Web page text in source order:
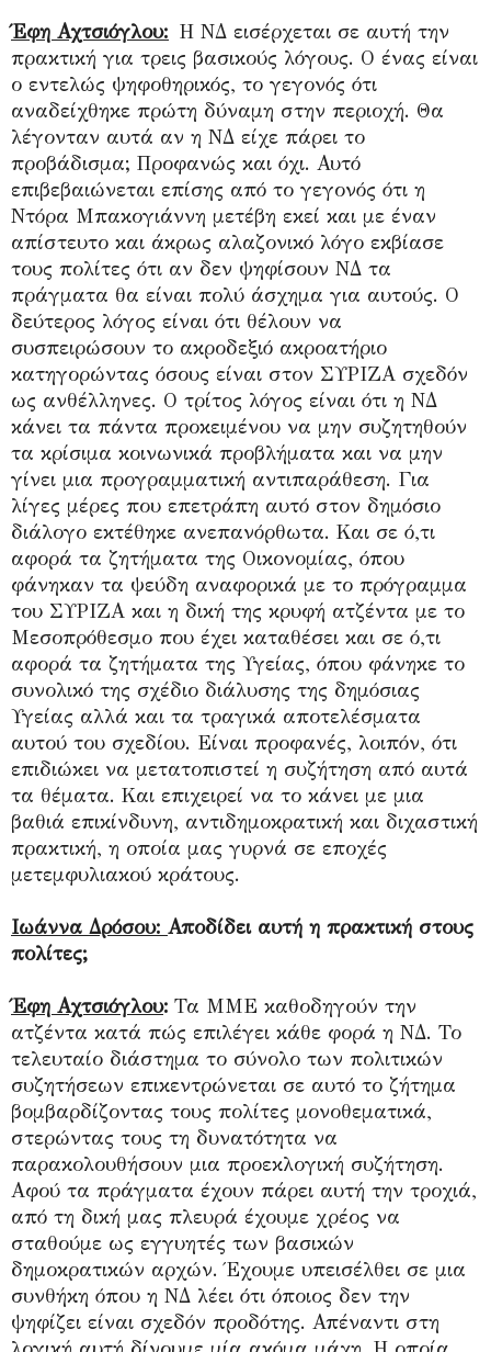
Έφη Αχτσιόγλου: Η ΝΔ εισέρχεται σε αυτή την
πρακτική για τρεις βασικούς λόγους. Ο ένας είναι
ο εντελώς ψηφοθηρικός, το γεγονός ότι
αναδείχθηκε πρώτη δύναμη στην περιοχή. Θα
λέγονταν αυτά αν η ΝΔ είχε πάρει το
προβάδισμα; Προφανώς και όχι. Αυτό
επιβεβαιώνεται επίσης από το γεγονός ότι η
Ντόρα Μπακογιάννη μετέβη εκεί και με έναν
απίστευτο και άκρως αλαζονικό λόγο εκβίασε
τους πολίτες ότι αν δεν ψηφίσουν ΝΔ τα
πράγματα θα είναι πολύ άσχημα για αυτούς. Ο
δεύτερος λόγος είναι ότι θέλουν να
συσπειρώσουν το ακροδεξιό ακροατήριο
κατηγορώντας όσους είναι στον ΣΥΡΙΖΑ σχεδόν
ως ανθέλληνες. Ο τρίτος λόγος είναι ότι η ΝΔ
κάνει τα πάντα προκειμένου να μην συζητηθούν
τα κρίσιμα κοινωνικά προβλήματα και να μην
γίνει μια προγραμματική αντιπαράθεση. Για
λίγες μέρες που επετράπη αυτό στον δημόσιο
διάλογο εκτέθηκε ανεπανόρθωτα. Και σε ό,τι
αφορά τα ζητήματα της Οικονομίας, όπου
φάνηκαν τα ψεύδη αναφορικά με το πρόγραμμα
του ΣΥΡΙΖΑ και η δική της κρυφή ατζέντα με το
Μεσοπρόθεσμο που έχει καταθέσει και σε ό,τι
αφορά τα ζητήματα της Υγείας, όπου φάνηκε το
συνολικό της σχέδιο διάλυσης της δημόσιας
Υγείας αλλά και τα τραγικά αποτελέσματα
αυτού του σχεδίου. Είναι προφανές, λοιπόν, ότι
επιδιώκει να μετατοπιστεί η συζήτηση από αυτά
τα θέματα. Και επιχειρεί να το κάνει με μια
βαθιά επικίνδυνη, αντιδημοκρατική και διχαστική
πρακτική, η οποία μας γυρνά σε εποχές
μετεμφυλιακού κράτους.
Ιωάννα Δρόσου: Αποδίδει αυτή η πρακτική στους
πολίτες;
Έφη Αχτσιόγλου: Τα ΜΜΕ καθοδηγούν την
ατζέντα κατά πώς επιλέγει κάθε φορά η ΝΔ. Το
τελευταίο διάστημα το σύνολο των πολιτικών
συζητήσεων επικεντρώνεται σε αυτό το ζήτημα
βομβαρδίζοντας τους πολίτες μονοθεματικά,
στερώντας τους τη δυνατότητα να
παρακολουθήσουν μια προεκλογική συζήτηση.
Αφού τα πράγματα έχουν πάρει αυτή την τροχιά,
από τη δική μας πλευρά έχουμε χρέος να
σταθούμε ως εγγυητές των βασικών
δημοκρατικών αρχών. Έχουμε υπεισέλθει σε μια
συνθήκη όπου η ΝΔ λέει ότι όποιος δεν την
ψηφίζει είναι σχεδόν προδότης. Απέναντι στη